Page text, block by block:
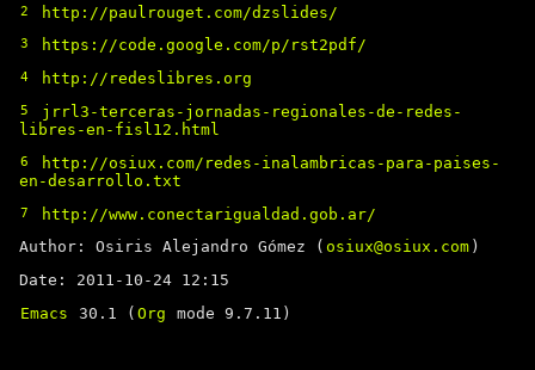
2 http://paulrouget.com/dzslides/
3 https://code.google.com/p/rst2pdf/
4 http://redeslibres.org
5
jrrl3-terceras-jornadas-regionales-de-redes-
libres-en-fisl12.html
6
http://osiux.com/redes-inalambricas-para-paises-
en-desarrollo.txt
7
http://www.conectarigualdad.gob.ar/
Author: Osiris Alejandro Gómez ( osiux@osiux.com )
Date: 2011-10-24 12:15
Emacs
30.1 ( Org mode 9.7.11)